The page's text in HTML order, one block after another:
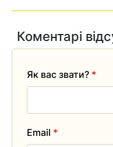
Коментарі
Як вас звати? *
Email *